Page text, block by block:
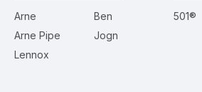
Arne
Arne Pipe
Lennox
Ben
Jogn
501®